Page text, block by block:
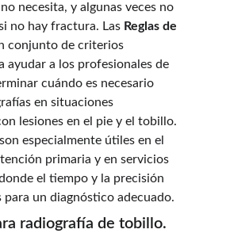
necesita, y algunas veces no
no hay fractura. Las Reglas de
conjunto de criterios
ayudar a los profesionales de
cuándo es necesario
en situaciones
lesiones en el pie y el tobillo.
especialmente útiles en el
primaria y en servicios
el tiempo y la precisión
para un diagnóstico adecuado.
radiografía de tobillo.